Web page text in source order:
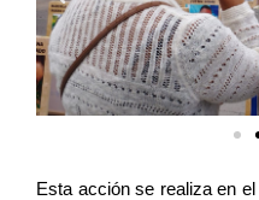
Esta acción se realiza en